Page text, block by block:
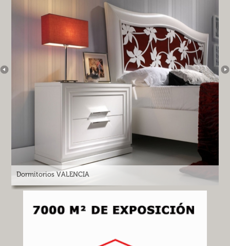
Dormitorios VALENCIA